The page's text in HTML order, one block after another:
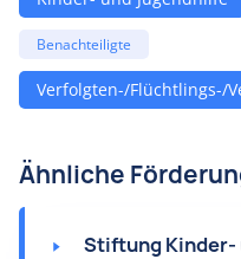
Benachteiligte
Verfolgten-/Flüchtlings-/
Ähnliche
Stiftung Kinder-